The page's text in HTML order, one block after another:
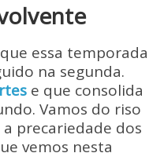
essa temporada
na segunda.
e que consolida
Vamos do riso
precariedade dos
vemos nesta